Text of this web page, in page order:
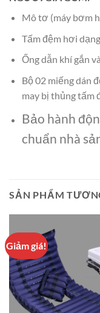
Mô tơ (máy bơm
Tấm đệm hơi
Ống dẫn khí gắn
Bộ 02 miếng dán
may bị thủng tấm
Bảo hành
chuẩn nhà
SẢN PHẨM
Giảm giá!